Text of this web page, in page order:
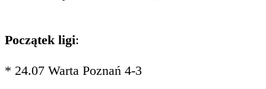
Początek ligi:
* 24.07 Warta Poznań 4-3